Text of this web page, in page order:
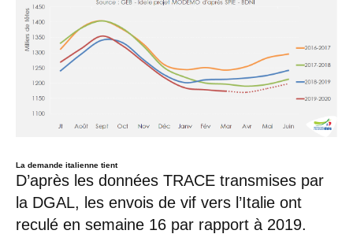
La demande italienne tient
D’après les données TRACE transmises par
la DGAL, les envois de vif vers l’Italie ont
reculé en semaine 16 par rapport à 2019.